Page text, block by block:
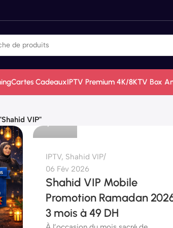
Cartes CadeauxIPTV Premium 4K/8KTV Box
VIP"
etshop
IPTV, Shahid VIP
06 Fév 2026
Shahid VIP Mobile
Promotion Ramadan
3 mois à 49 DH